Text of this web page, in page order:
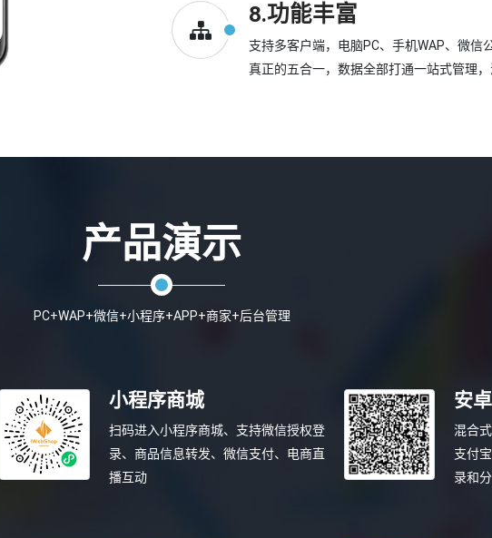
8.功能丰富
支持多客户端，电脑PC、手机WAP、微信
真正的五合一，数据全部打通一站式管理，
产品演示
PC+WAP+微信+小程序+APP+商家+后台管理
小程序商城
扫码进入小程序商城、支持微信授权登
录、商品信息转发、微信支付、电商直
播互动
安
混合
支付
录和